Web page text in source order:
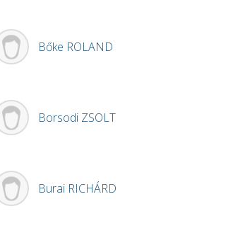
Bőke ROLAND
Borsodi ZSOLT
Burai RICHÁRD